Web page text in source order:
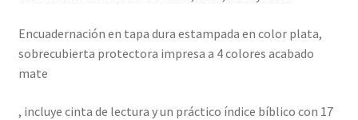
Encuadernación en tapa dura estampada en color plata,
sobrecubierta protectora impresa a 4 colores acabado
mate
, incluye cinta de lectura y un práctico índice bíblico con 17